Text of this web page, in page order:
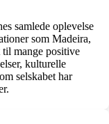
samlede oplevelse
som Madeira,
mange positive
kulturelle
selskabet har